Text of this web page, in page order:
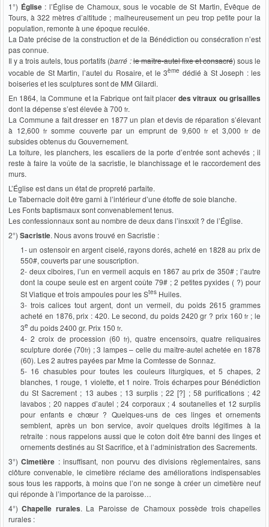
1°) Église: l’Église de Chamoux, sous le vocable de St Martin, Évêque de
Tours, à 322 mètres d’altitude ; malheureusement un peu trop petite pour la
population, remonte à une époque reculée.
La Date précise de la construction et de la Bénédiction ou consécration n’est
pas connue.
Il y a trois autels, tous portatifs (barré :le maître-autel fixe et consacré) sous le
vocable de St Martin, l’autel du Rosaire, et le 3ème dédié à St Joseph : les
boiseries et les sculptures sont de MM Gilardi.
En 1864, la Commune et la Fabrique ont fait placer des vitraux ou grisailles
dont la dépense s’est élevée à 700 fr.
La Commune a fait dresser en 1877 un plan et devis de réparation s’élevant
à 12,600frsomme couverte par un emprunt de 9,600fret 3,000frde
subsides obtenus du Gouvernement.
La toiture, les planchers, les escaliers de la porte d’entrée sont achevés ; il
reste à faire la voûte de la sacristie, le blanchissage et le raccordement des
murs.
L’Église est dans un état de propreté parfaite.
Le Tabernacle doit être garni à l’intérieur d’une étoffe de soie blanche.
Les Fonts baptismaux sont convenablement tenus.
Les confessionnaux sont au nombre de deux dans l’insxxit ? de l’Église.
2°) Sacristie. Nous avons trouvé en Sacristie :
1- un ostensoir en argent ciselé, rayons dorés, acheté en 1828 au prix de
550#, couverts par une souscription.
2- deux ciboires, l’un en vermeil acquis en 1867 au prix de 350# ; l’autre
dont la coupe seule est en argent coûte 79# ; 2 petites pyxides ( ?) pour
St Viatique et trois ampoules pour les Stes Huiles.
3- trois calices tout argent, dont un vermeil, du poids 2615 grammes
acheté en 1876, prix : 420. Le second, du poids 2420 gr ? prix 160fr; le
3e du poids 2400 gr. Prix 150 fr.
4- 2 croix de procession (60 fr), quatre encensoirs, quatre reliquaires
sculpture dorée (70fr) ; 3 lampes – celle du maître-autel achetée en 1878
(60). Les 2 autres payées par Mme la Comtesse de Sonnaz.
5- 16 chasubles pour toutes les couleurs liturgiques, et 5 chapes, 2
blanches, 1 rouge, 1 violette, et 1 noire. Trois écharpes pour Bénédiction
du St Sacrement ; 13 aubes ; 13 surplis ; 22 [?] ; 58 purifications ; 42
lavabos ; 20 nappes d’autel ; 24 corporaux ; 4 soutanelles et 12 surplis
pour enfants e chœur ? Quelques-uns de ces linges et ornements
semblent, après un bon service, avoir quelques droits légitimes à la
retraite : nous rappelons aussi que le coton doit être banni des linges et
ornements destinés au St Sacrifice, et à l’administration des Sacrements.
3°)Cimetière : insuffisant, non pourvu des divisions règlementaires, sans
clôture convenable, le cimetière réclame des améliorations indispensables
sous tous les rapports, à moins que l’on ne songe à créer un cimetière neuf
qui réponde à l’importance de la paroisse…
4°)Chapelle rurales. La Paroisse de Chamoux possède trois chapelles
rurales :